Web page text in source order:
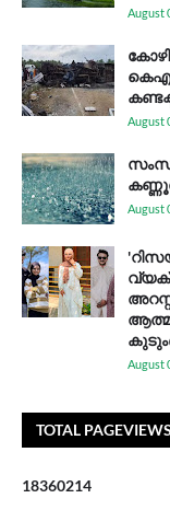
August
August
August
August
TOTAL PAGEVIEWS
18360214